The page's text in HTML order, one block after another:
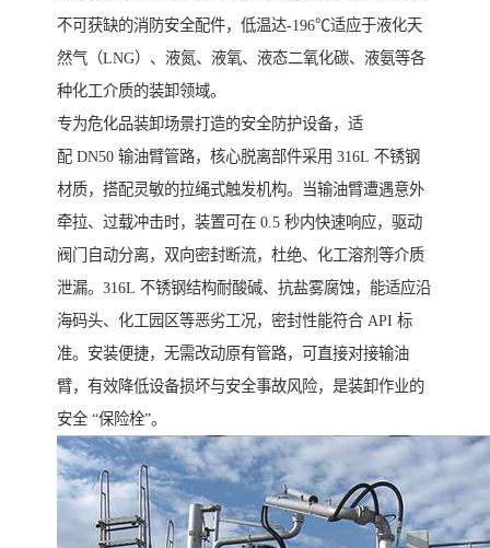
不可获缺的消防安全配件，低温达-196℃适应于液化天
然气（LNG）、液氮、液氧、液态二氧化碳、液氨等各
种化工介质的装卸领域。
专为危化品装卸场景打造的安全防护设备，适
配 DN50 输油臂管路，核心脱离部件采用 316L 不锈钢
材质，搭配灵敏的拉绳式触发机构。当输油臂遭遇意外
牵拉、过载冲击时，装置可在 0.5 秒内快速响应，驱动
阀门自动分离，双向密封断流，杜绝、化工溶剂等介质
泄漏。316L 不锈钢结构耐酸碱、抗盐雾腐蚀，能适应沿
海码头、化工园区等恶劣工况，密封性能符合 API 标
准。安装便捷，无需改动原有管路，可直接对接输油
臂，有效降低设备损坏与安全事故风险，是装卸作业的
安全 “保险栓”。